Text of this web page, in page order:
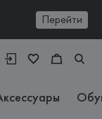
Перейти